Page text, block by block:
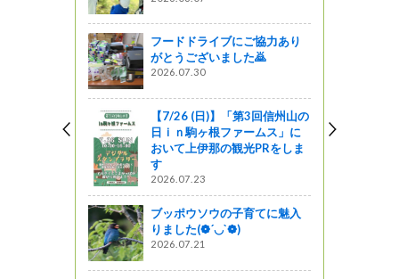
フードドライブにご協力あり
がとうございました🙇
2026.07.30
【7/26 (日)】「第3回信州山の
日ｉｎ駒ヶ根ファームス」に
おいて上伊那の観光PRをしま
す
2026.07.23
ブッポウソウの子育てに魅入
りました(❁´◡`❁)
2026.07.21